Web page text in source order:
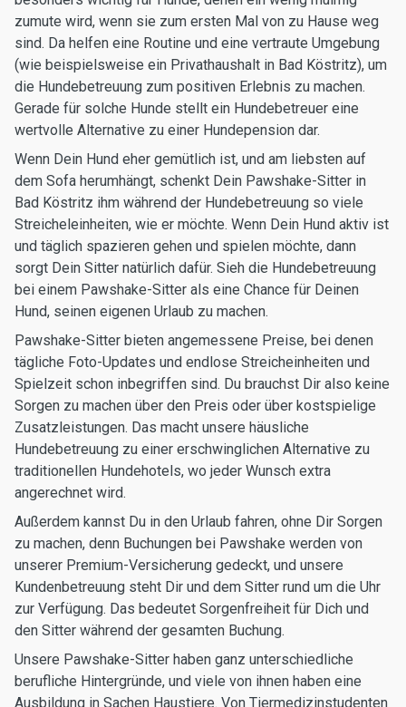
zumute wird, wenn sie zum ersten Mal von zu Hause weg
sind. Da helfen eine Routine und eine vertraute Umgebung
(wie beispielsweise ein Privathaushalt in Bad Köstritz), um
die Hundebetreuung zum positiven Erlebnis zu machen.
Gerade für solche Hunde stellt ein Hundebetreuer eine
wertvolle Alternative zu einer Hundepension dar.
Wenn Dein Hund eher gemütlich ist, und am liebsten auf
dem Sofa herumhängt, schenkt Dein Pawshake-Sitter in
Bad Köstritz ihm während der Hundebetreuung so viele
Streicheleinheiten, wie er möchte. Wenn Dein Hund aktiv ist
und täglich spazieren gehen und spielen möchte, dann
sorgt Dein Sitter natürlich dafür. Sieh die Hundebetreuung
bei einem Pawshake-Sitter als eine Chance für Deinen
Hund, seinen eigenen Urlaub zu machen.
Pawshake-Sitter bieten angemessene Preise, bei denen
tägliche Foto-Updates und endlose Streicheinheiten und
Spielzeit schon inbegriffen sind. Du brauchst Dir also keine
Sorgen zu machen über den Preis oder über kostspielige
Zusatzleistungen. Das macht unsere häusliche
Hundebetreuung zu einer erschwinglichen Alternative zu
traditionellen Hundehotels, wo jeder Wunsch extra
angerechnet wird.
Außerdem kannst Du in den Urlaub fahren, ohne Dir Sorgen
zu machen, denn Buchungen bei Pawshake werden von
unserer Premium-Versicherung gedeckt, und unsere
Kundenbetreuung steht Dir und dem Sitter rund um die Uhr
zur Verfügung. Das bedeutet Sorgenfreiheit für Dich und
den Sitter während der gesamten Buchung.
Unsere Pawshake-Sitter haben ganz unterschiedliche
berufliche Hintergründe, und viele von ihnen haben eine
Ausbildung in Sachen Haustiere. Von Tiermedizinstudenten